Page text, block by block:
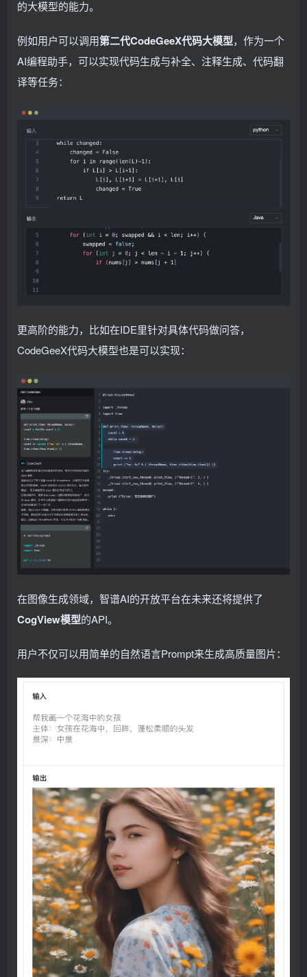
的大模型的能力。
例如用户可以调用第二代CodeGeeX代码大模型，作为一个
AI编程助手，可以实现代码生成与补全、注释生成、代码翻
译等任务：
更高阶的能力，比如在IDE里针对具体代码做问答，
CodeGeeX代码大模型也是可以实现：
在图像生成领域，智谱AI的开放平台在未来还将提供了
CogView模型的API。
用户不仅可以用简单的自然语言Prompt来生成高质量图片：